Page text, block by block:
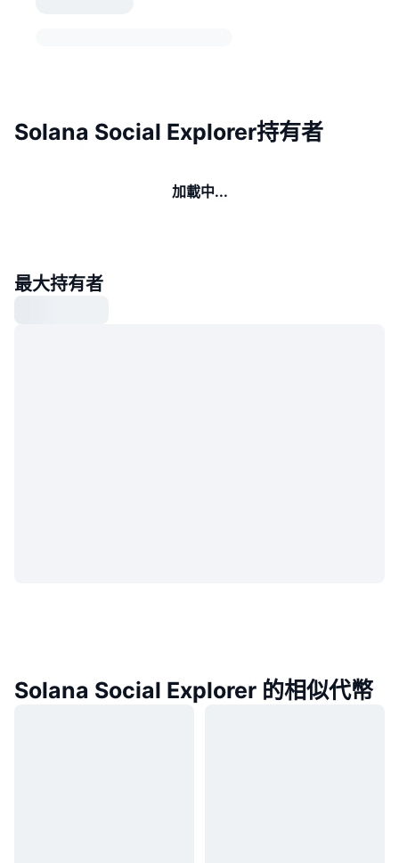
Solana Social Explorer持有者
加載中...
最大持有者
Solana Social Explorer 的相似代幣